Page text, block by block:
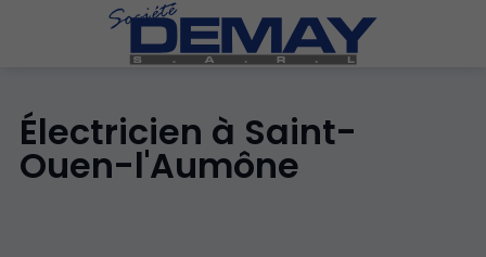
Électricien à Saint-
Ouen-l'Aumône